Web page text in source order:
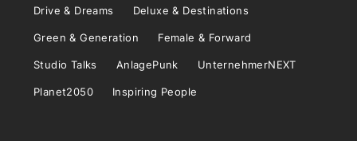
Drive & Dreams Deluxe & Destinations
Green & Generation Female & Forward
Studio Talks AnlagePunk UnternehmerNEXT
Planet2050 Inspiring People